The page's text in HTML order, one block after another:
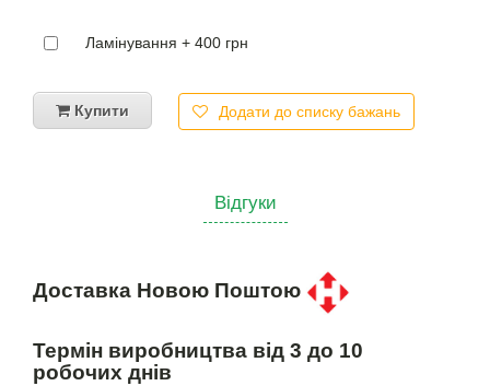
Ламінування + 400 грн
Купити Додати до списку бажань
Відгуки
Доставка Новою Поштою
Термін виробництва від 3 до 10
робочих днів